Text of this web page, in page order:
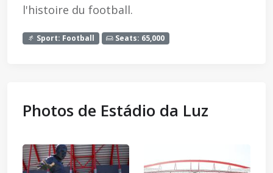
l'histoire du football.
Sport: Football Seats: 65,000
Photos de Estádio da Luz